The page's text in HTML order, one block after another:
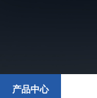
产品中心